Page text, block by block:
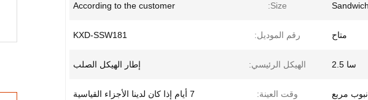
Size:
According to the customer
متاح رقم الموديل: KXD-SSW181
سا 2.5 الهيكل الرئيسي: إطار الهيكل الصلب
مربع وقت العينة: 7 أيام إذا كان لدينا الأجزاء القياسية